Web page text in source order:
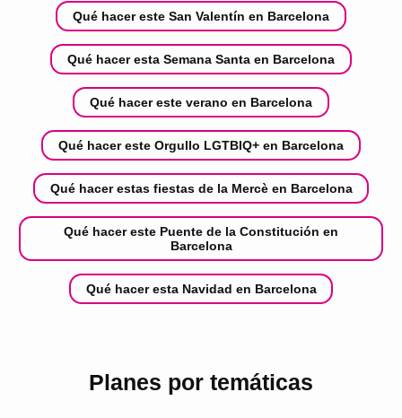
Qué hacer este San Valentín en Barcelona
Qué hacer esta Semana Santa en Barcelona
Qué hacer este verano en Barcelona
Qué hacer este Orgullo LGTBIQ+ en Barcelona
Qué hacer estas fiestas de la Mercè en Barcelona
Qué hacer este Puente de la Constitución en
Barcelona
Qué hacer esta Navidad en Barcelona
Planes por temáticas